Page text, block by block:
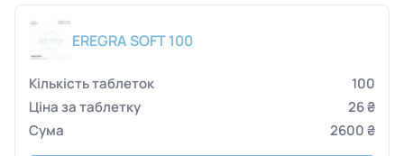
EREGRA SOFT 100
100
26 ₴
2600 ₴